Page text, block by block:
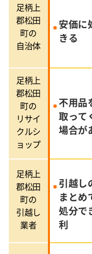
足柄上
郡松田
町の
自治体
安価に
きる
足柄上
郡松田
町の
リサイ
クルシ
ョップ
不用品
取って
場合が
足柄上
郡松田
町の
引越し
業者
引越し
まとめ
処分で
利